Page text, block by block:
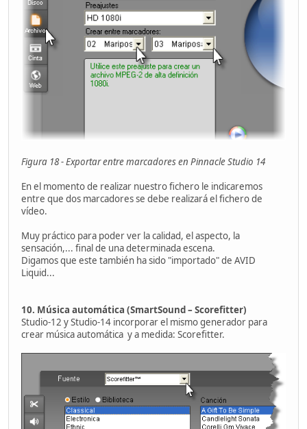
Figura 18 - Exportar entre marcadores en Pinnacle Studio 14
En el momento de realizar nuestro fichero le indicaremos
entre que dos marcadores se debe realizará el fichero de
vídeo.
Muy práctico para poder ver la calidad, el aspecto, la
sensación,... final de una determinada escena.
Digamos que este también ha sido "importado" de AVID
Liquid...
10. Música automática (SmartSound – Scorefitter)
Studio-12 y Studio-14 incorporar el mismo generador para
crear música automática y a medida: Scorefitter.